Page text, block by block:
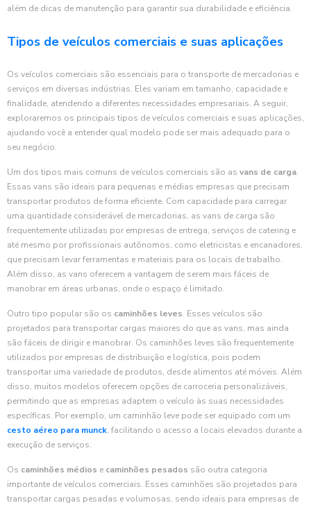
além de dicas de manutenção para garantir sua durabilidade e eficiência.
Tipos de veículos comerciais e suas aplicações
Os veículos comerciais são essenciais para o transporte de mercadorias e
serviços em diversas indústrias. Eles variam em tamanho, capacidade e
finalidade, atendendo a diferentes necessidades empresariais. A seguir,
exploraremos os principais tipos de veículos comerciais e suas aplicações,
ajudando você a entender qual modelo pode ser mais adequado para o
seu negócio.
Um dos tipos mais comuns de veículos comerciais são as vans de carga.
Essas vans são ideais para pequenas e médias empresas que precisam
transportar produtos de forma eficiente. Com capacidade para carregar
uma quantidade considerável de mercadorias, as vans de carga são
frequentemente utilizadas por empresas de entrega, serviços de catering e
até mesmo por profissionais autônomos, como eletricistas e encanadores,
que precisam levar ferramentas e materiais para os locais de trabalho.
Além disso, as vans oferecem a vantagem de serem mais fáceis de
manobrar em áreas urbanas, onde o espaço é limitado.
Outro tipo popular são os caminhões leves. Esses veículos são
projetados para transportar cargas maiores do que as vans, mas ainda
são fáceis de dirigir e manobrar. Os caminhões leves são frequentemente
utilizados por empresas de distribuição e logística, pois podem
transportar uma variedade de produtos, desde alimentos até móveis. Além
disso, muitos modelos oferecem opções de carroceria personalizáveis,
permitindo que as empresas adaptem o veículo às suas necessidades
específicas. Por exemplo, um caminhão leve pode ser equipado com um
cesto aéreo para munck, facilitando o acesso a locais elevados durante a
execução de serviços.
Os caminhões médios e caminhões pesados são outra categoria
importante de veículos comerciais. Esses caminhões são projetados para
transportar cargas pesadas e volumosas, sendo ideais para empresas de